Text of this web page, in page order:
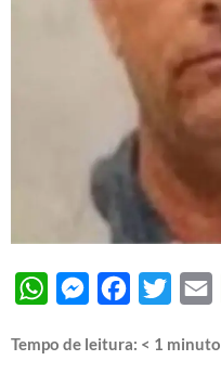
WhatsAppMessengerFacebook
Twitter
Tempo de leitura: < 1 minuto